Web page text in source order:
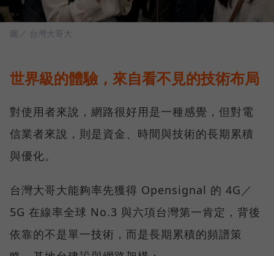
圖／ 台灣大哥大
世界級的體驗，來自看不見的技術布局
對使用者來說，網路很好用是一種感覺，但對電
信業者來說，則是資金、時間與技術的長期累積
與優化。
台灣大哥大能夠率先獲得 Opensignal 的 4G／
5G 在線率全球 No.3 與六項台灣第一肯定，背後
依靠的不是單一技術，而是長期累積的頻譜策